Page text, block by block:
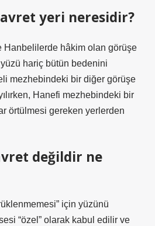
yeri neresidir?
Hanbelilerde hâkim olan görüşe
hariç bütün bedenini
mezhebindeki bir diğer görüşe
Hanefi mezhebindeki bir
örtülmesi gereken yerlerden
değildir ne
için yüzünü
“özel” olarak kabul edilir ve